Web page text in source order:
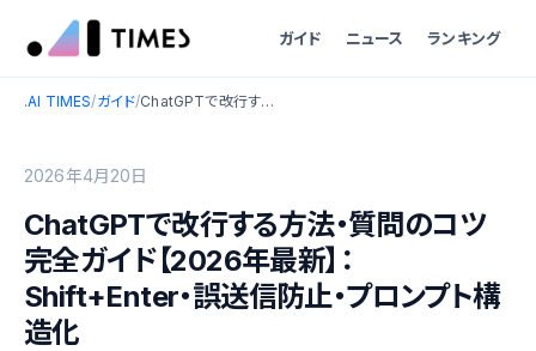
ガイド ニュース ランキング
.AI TIMES/ガイド/ ChatGPTで改行する方法・質問のコツ完全ガイド【2026年最新】：Shift+Enter・誤送信防止・プロンプト構造化
2026年4月20日
ChatGPTで改行する方法・質問のコツ
完全ガイド【2026年最新】：
Shift+Enter・誤送信防止・プロンプト構
造化